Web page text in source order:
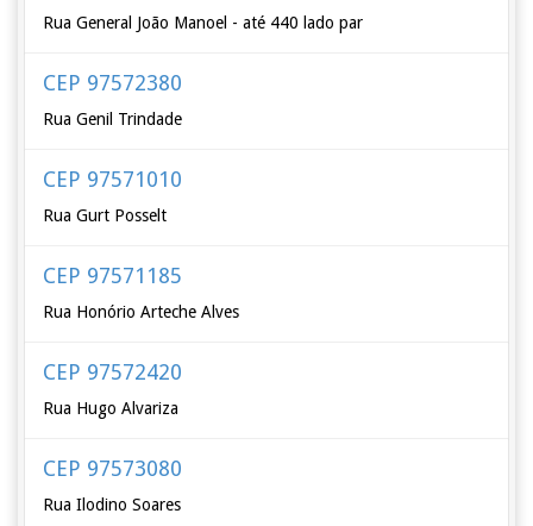
Rua General João Manoel - até 440 lado par
CEP 97572380
Rua Genil Trindade
CEP 97571010
Rua Gurt Posselt
CEP 97571185
Rua Honório Arteche Alves
CEP 97572420
Rua Hugo Alvariza
CEP 97573080
Rua Ilodino Soares